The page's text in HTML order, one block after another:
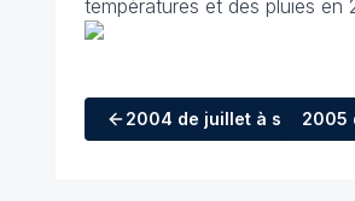
températures et des pluies en
2004 de juillet à 2005